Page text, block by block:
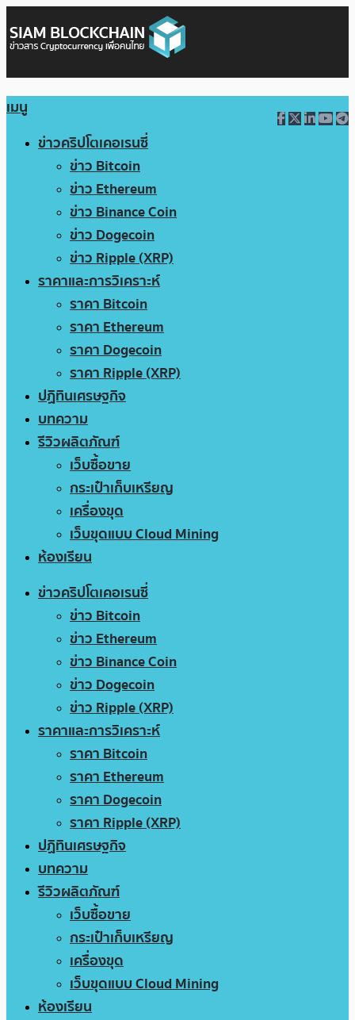
เมนู
ข่าวคริปโตเคอเรนซี่
ข่าว Bitcoin
ข่าว Ethereum
ข่าว Binance Coin
ข่าว Dogecoin
ข่าว Ripple (XRP)
ราคาและการวิเคราะห์
ราคา Bitcoin
ราคา Ethereum
ราคา Dogecoin
ราคา Ripple (XRP)
ปฏิทินเศรษฐกิจ
บทความ
รีวิวผลิตภัณฑ์
เว็บซื้อขาย
กระเป๋าเก็บเหรียญ
เครื่องขุด
เว็บขุดแบบ Cloud Mining
ห้องเรียน
ข่าวคริปโตเคอเรนซี่
ข่าว Bitcoin
ข่าว Ethereum
ข่าว Binance Coin
ข่าว Dogecoin
ข่าว Ripple (XRP)
ราคาและการวิเคราะห์
ราคา Bitcoin
ราคา Ethereum
ราคา Dogecoin
ราคา Ripple (XRP)
ปฏิทินเศรษฐกิจ
บทความ
รีวิวผลิตภัณฑ์
เว็บซื้อขาย
กระเป๋าเก็บเหรียญ
เครื่องขุด
เว็บขุดแบบ Cloud Mining
ห้องเรียน